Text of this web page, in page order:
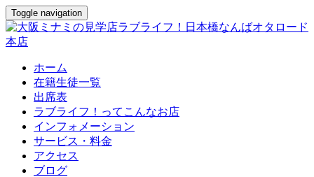
Toggle navigation
ホーム
在籍生徒一覧
出席表
ラブライフ！ってこんなお店
インフォメーション
サービス・料金
アクセス
ブログ